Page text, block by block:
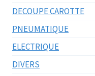
DECOUPE CAROTTE
PNEUMATIQUE
ELECTRIQUE
DIVERS